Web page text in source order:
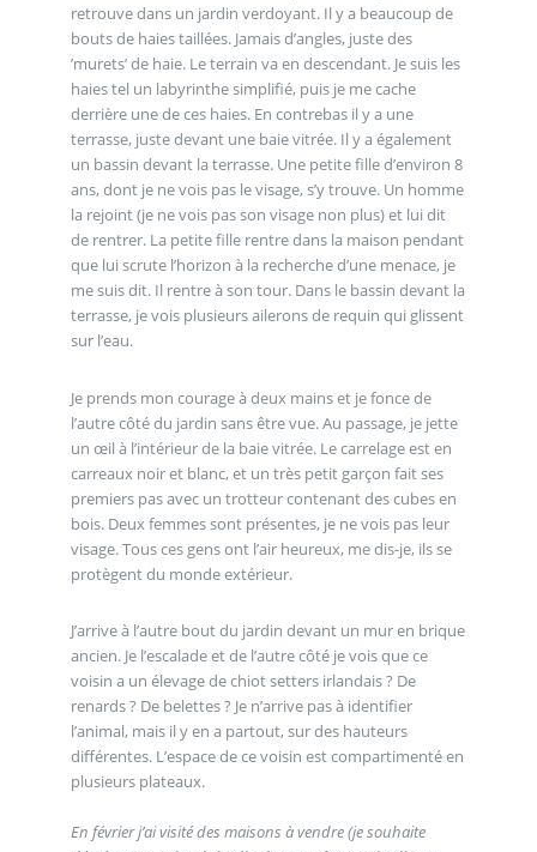
retrouve dans un jardin verdoyant. Il y a beaucoup de
bouts de haies taillées. Jamais d’angles, juste des
’murets’ de haie. Le terrain va en descendant. Je suis les
haies tel un labyrinthe simplifié, puis je me cache
derrière une de ces haies. En contrebas il y a une
terrasse, juste devant une baie vitrée. Il y a également
un bassin devant la terrasse. Une petite fille d’environ 8
ans, dont je ne vois pas le visage, s’y trouve. Un homme
la rejoint (je ne vois pas son visage non plus) et lui dit
de rentrer. La petite fille rentre dans la maison pendant
que lui scrute l’horizon à la recherche d’une menace, je
me suis dit. Il rentre à son tour. Dans le bassin devant la
terrasse, je vois plusieurs ailerons de requin qui glissent
sur l’eau.
Je prends mon courage à deux mains et je fonce de
l’autre côté du jardin sans être vue. Au passage, je jette
un œil à l’intérieur de la baie vitrée. Le carrelage est en
carreaux noir et blanc, et un très petit garçon fait ses
premiers pas avec un trotteur contenant des cubes en
bois. Deux femmes sont présentes, je ne vois pas leur
visage. Tous ces gens ont l’air heureux, me dis-je, ils se
protègent du monde extérieur.
J’arrive à l’autre bout du jardin devant un mur en brique
ancien. Je l’escalade et de l’autre côté je vois que ce
voisin a un élevage de chiot setters irlandais ? De
renards ? De belettes ? Je n’arrive pas à identifier
l’animal, mais il y en a partout, sur des hauteurs
différentes. L’espace de ce voisin est compartimenté en
plusieurs plateaux.
En février j’ai visité des maisons à vendre (je souhaite